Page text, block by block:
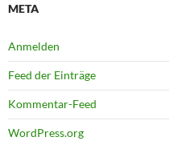
META
Anmelden
Feed der Einträge
Kommentar-Feed
WordPress.org